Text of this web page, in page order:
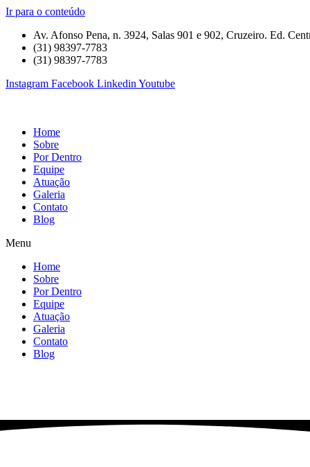
Ir para o conteúdo
Av. Afonso Pena, n. 3924, Salas 901 e 902, Cruzeiro. Ed.
(31) 98397-7783
(31) 98397-7783
Instagram Facebook Linkedin Youtube
Home
Sobre
Por Dentro
Equipe
Atuação
Galeria
Contato
Blog
Menu
Home
Sobre
Por Dentro
Equipe
Atuação
Galeria
Contato
Blog